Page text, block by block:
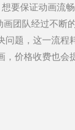
要保证动画流
团队经过不断
问题，这一流程
价格收费也会